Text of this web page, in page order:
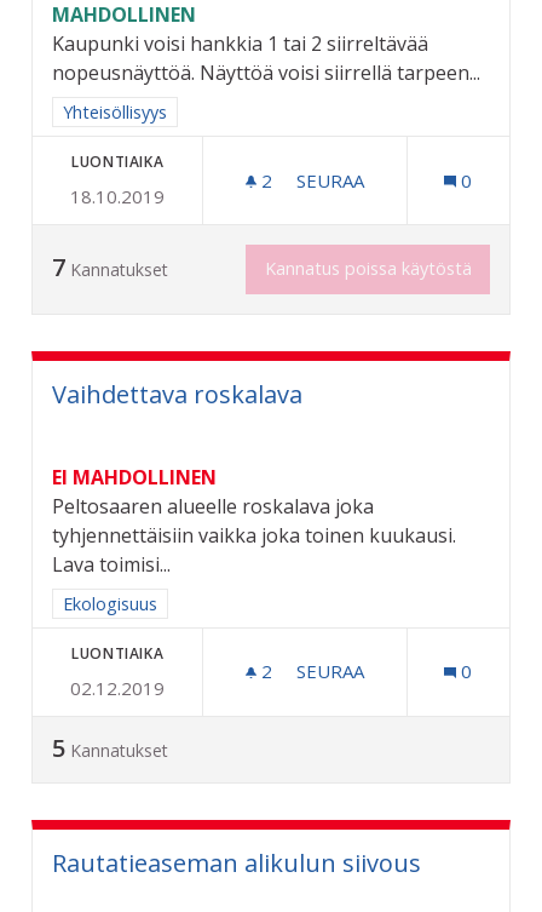
MAHDOLLINEN
Kaupunki voisi hankkia 1 tai 2 siirreltävää
nopeusnäyttöä. Näyttöä voisi siirrellä tarpeen...
Rajaa tulokset aihepiirin mukaan: Yhteisöllisyys
Yhteisöllisyys
LUONTIAIKA
18.10.2019
2 2 SEURAAJAA
SEURAA 0
7 Kannatukset Kannatus poissa käytöstä
Vaihdettava roskalava
EI MAHDOLLINEN
Peltosaaren alueelle roskalava joka
tyhjennettäisiin vaikka joka toinen kuukausi.
Lava toimisi...
Rajaa tulokset aihepiirin mukaan: Ekologisuus
Ekologisuus
LUONTIAIKA
02.12.2019
2 2 SEURAAJAA
SEURAA 0
5 Kannatukset
Rautatieaseman alikulun siivous